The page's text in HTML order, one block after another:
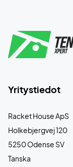
Yritystiedot
Racket House ApS
Holkebjergvej 120
5250 Odense SV
Tanska